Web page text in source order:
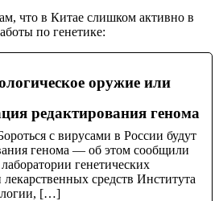
что в Китае слишком активно в
по генетике:
оружие или
редактирования генома
с вирусами в России будут
генома — об этом сообщили
генетических
средств Института
[…]